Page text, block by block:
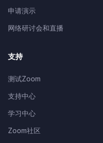
申请演示
网络研讨会和直播
支持
测试Zoom
支持中心
学习中心
Zoom社区